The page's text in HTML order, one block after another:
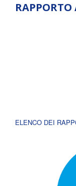
ELENCO DEI